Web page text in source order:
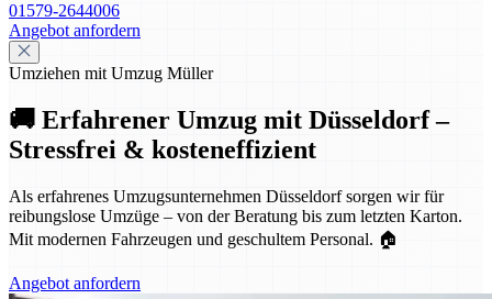
01579-2644006
Angebot anfordern
Umziehen mit Umzug Müller
🚚 Erfahrener Umzug mit Düsseldorf –
Stressfrei & kosteneffizient
Als erfahrenes Umzugsunternehmen Düsseldorf sorgen wir für
reibungslose Umzüge – von der Beratung bis zum letzten Karton.
Mit modernen Fahrzeugen und geschultem Personal. 🏠
Angebot anfordern